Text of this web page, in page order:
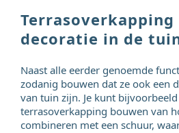
Terrasoverkapping
decoratie in de
Naast alle eerder genoemde
zodanig bouwen dat ze ook een
van tuin zijn. Je kunt bijvoorbeeld
terrasoverkapping bouwen van
combineren met een schuur,